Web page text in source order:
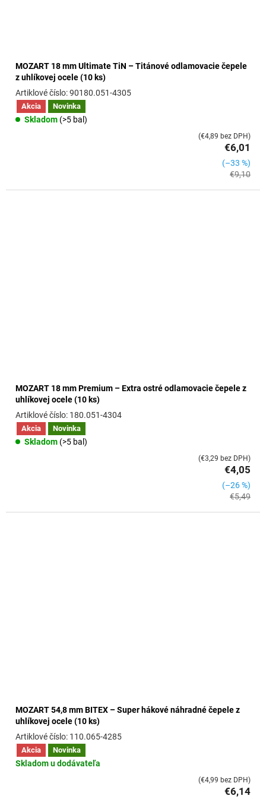
MOZART 18 mm Ultimate TiN – Titánové odlamovacie čepele
z uhlíkovej ocele (10 ks)
Akcia Novinka
Skladom (>5 bal)
90180.051-4305
€9,10
(–33 %)
€6,01
(€4,89 bez DPH)
MOZART 18 mm Premium – Extra ostré odlamovacie čepele z
uhlíkovej ocele (10 ks)
Akcia Novinka
Skladom (>5 bal)
180.051-4304
€5,49
(–26 %)
€4,05
(€3,29 bez DPH)
MOZART 54,8 mm BITEX – Super hákové náhradné čepele z
uhlíkovej ocele (10 ks)
Akcia Novinka
Skladom u dodávateľa
110.065-4285
€6,14
(€4,99 bez DPH)